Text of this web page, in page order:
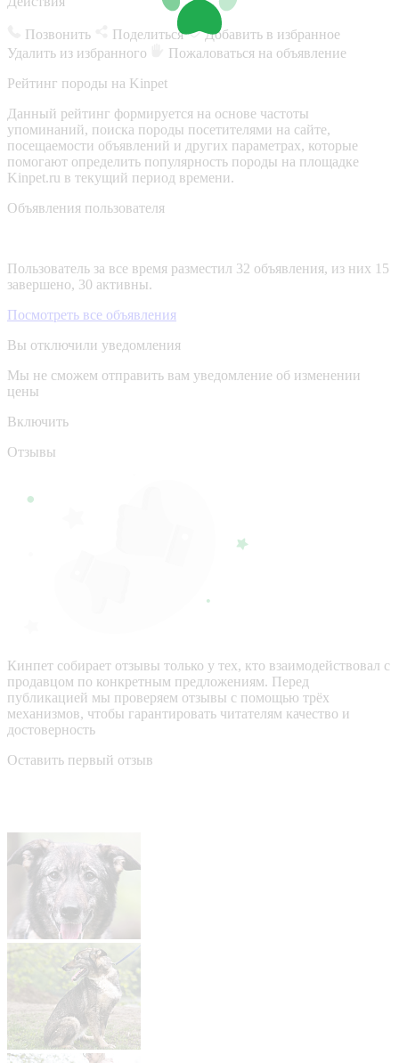
Позвонить Поделиться
Добавить в избранное
Удалить из избранного
Пожаловаться на объявление
Рейтинг породы на Kinpet
Данный рейтинг формируется на основе частоты
упоминаний, поиска породы посетителями на сайте,
посещаемости объявлений и других параметрах, которые
помогают определить популярность породы на площадке
Kinpet.ru в текущий период времени.
Объявления пользователя
Пользователь за все время разместил 32 объявления, из них 15
завершено, 30 активны.
Посмотреть все объявления
Вы отключили уведомления
Мы не сможем отправить вам уведомление об изменении
цены
Включить
Отзывы
Кинпет собирает отзывы только у тех, кто взаимодействовал с
продавцом по конкретным предложениям. Перед
публикацией мы проверяем отзывы с помощью трёх
механизмов, чтобы гарантировать читателям качество и
достоверность
Оставить первый отзыв